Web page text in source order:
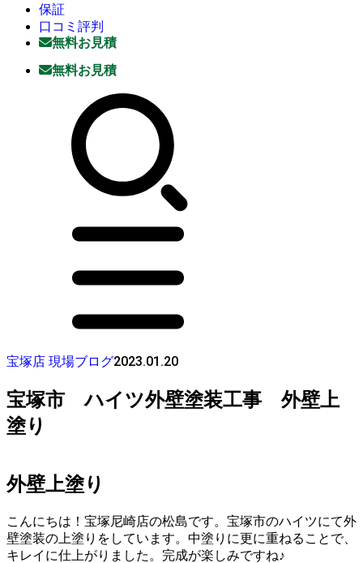
保証
口コミ評判
無料お見積
無料お見積
宝塚店 現場ブログ2023.01.20
宝塚市 ハイツ外壁塗装工事 外壁上
塗り
外壁上塗り
こんにちは！宝塚尼崎店の松島です。宝塚市のハイツにて外
壁塗装の上塗りをしています。中塗りに更に重ねることで、
キレイに仕上がりました。完成が楽しみですね♪